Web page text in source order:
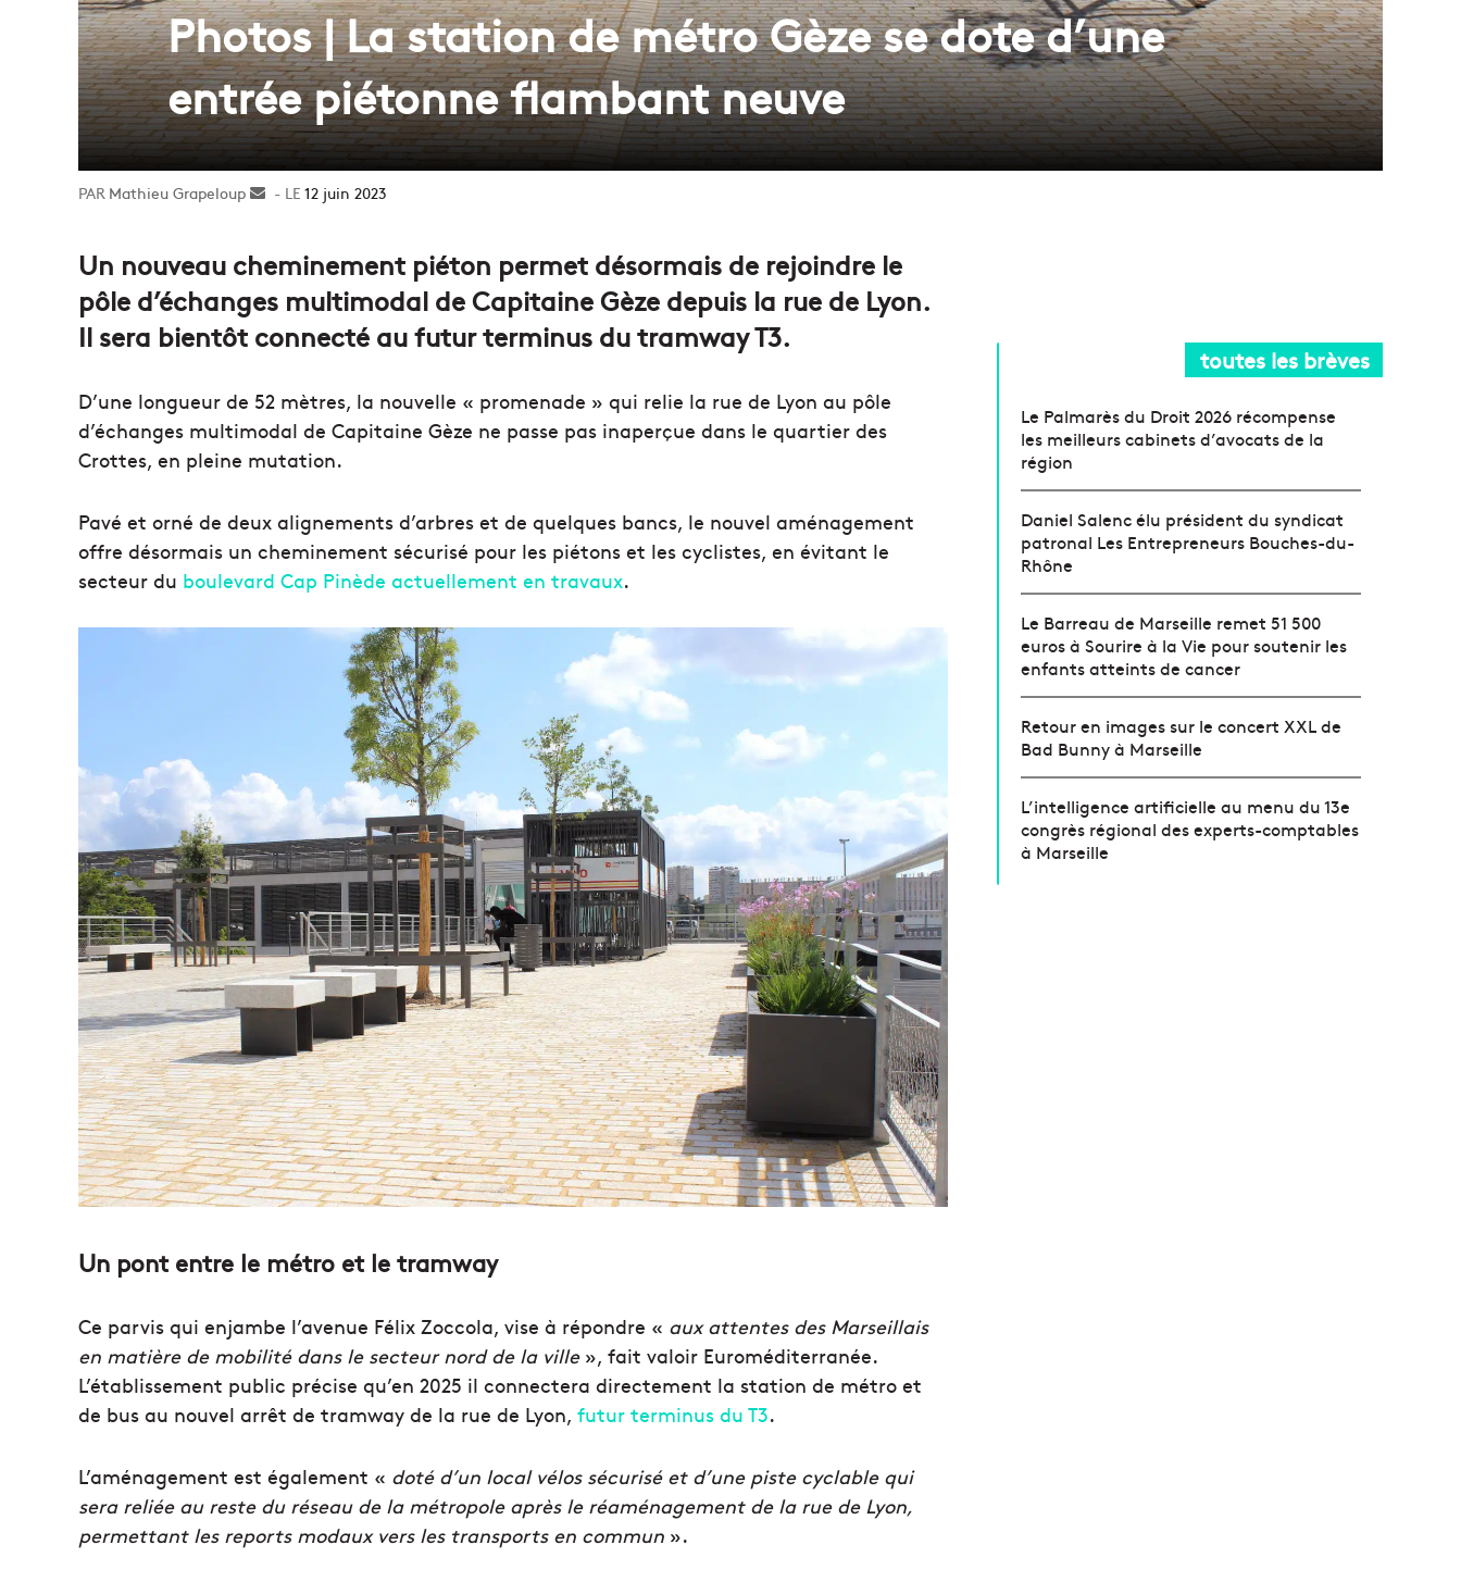
Photos | La station de métro Gèze se dote d’une
entrée piétonne flambant neuve
Mathieu Grapeloup
Envoyer12 juin 2023
Un nouveau cheminement piéton permet désormais de rejoindre le
pôle d’échanges multimodal de Capitaine Gèze depuis la rue de Lyon.
Il sera bientôt connecté au futur terminus du tramway T3.
D’une longueur de 52 mètres, la nouvelle « promenade » qui relie la rue de Lyon au pôle
d’échanges multimodal de Capitaine Gèze ne passe pas inaperçue dans le quartier des
Crottes, en pleine mutation.
Pavé et orné de deux alignements d’arbres et de quelques bancs, le nouvel aménagement
offre désormais un cheminement sécurisé pour les piétons et les cyclistes, en évitant le
secteur du boulevard Cap Pinède actuellement en travaux.
Un pont entre le métro et le tramway
Ce parvis qui enjambe l’avenue Félix Zoccola, vise à répondre « aux attentes des Marseillais
en matière de mobilité dans le secteur nord de la ville», fait valoir Euroméditerranée.
L’établissement public précise qu’en 2025 il connectera directement la station de métro et
de bus au nouvel arrêt de tramway de la rue de Lyon, futur terminus du T3.
L’aménagement est également « doté d’un local vélos sécurisé et d’une piste cyclable qui
sera reliée au reste du réseau de la métropole après le réaménagement de la rue de Lyon,
permettant les reports modaux vers les transports en commun ».
toutes les brèves
Le Palmarès du Droit 2026 récompense
les meilleurs cabinets d’avocats de la
région
Daniel Salenc élu président du syndicat
patronal Les Entrepreneurs Bouches-du-
Rhône
Le Barreau de Marseille remet 51 500
euros à Sourire à la Vie pour soutenir les
enfants atteints de cancer
Retour en images sur le concert XXL de
Bad Bunny à Marseille
L’intelligence artificielle au menu du 13e
congrès régional des experts-comptables
à Marseille